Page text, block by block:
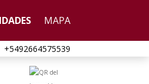
MAPA
+5492664575539